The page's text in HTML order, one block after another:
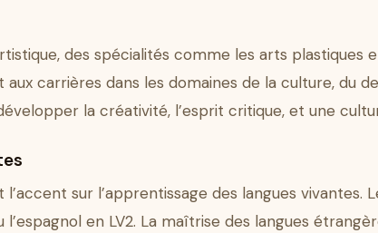
des spécialités comme les arts plastiques
carrières dans les domaines de la culture, du
la créativité, l’esprit critique, et une
sur l’apprentissage des langues vivantes.
l’espagnol en LV2. La maîtrise des langues